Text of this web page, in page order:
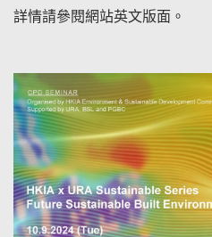
詳情請參閱網站英文版面。